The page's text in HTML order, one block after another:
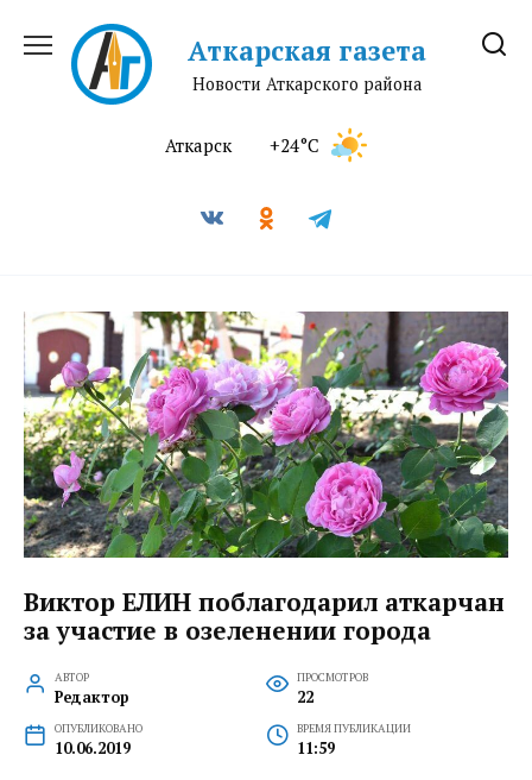
содержанию
Аткарская газета
Новости Аткарского района
Аткарск +24°C
Виктор ЕЛИН поблагодарил аткарчан
за участие в озеленении города
АВТОР
Редактор
ПРОСМОТРОВ
22
ОПУБЛИКОВАНО
10.06.2019
ВРЕМЯ ПУБЛИКАЦИИ
11:59